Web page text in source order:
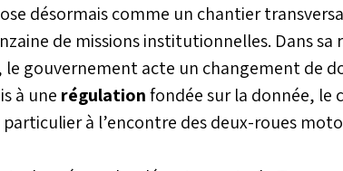
désormais comme un chantier
de missions institutionnelles. Dans
le gouvernement acte un changement de
à une régulationfondée sur la donnée,
à l’encontre des deux-roues